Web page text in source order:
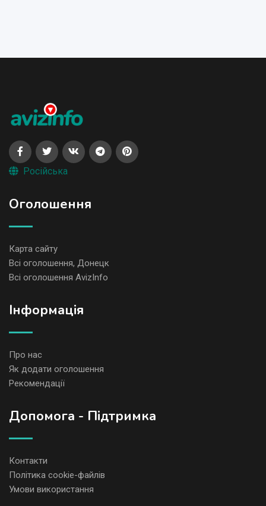
Російська
Оголошення
Карта сайту
Всі оголошення, Донецк
Всі оголошення AvizInfo
Iнформація
Про нас
Як додати оголошення
Рекомендації
Допомога - Підтримка
Контакти
Політика cookie-файлів
Умови використання